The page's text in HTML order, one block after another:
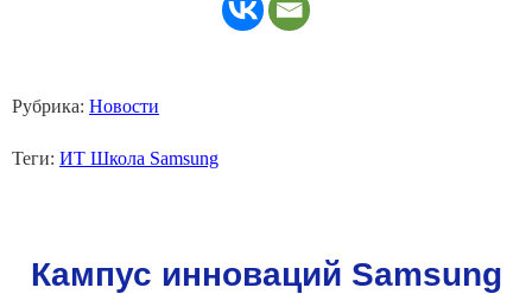
Рубрика: Новости
Теги: ИТ Школа Samsung
Кампус инноваций Samsung